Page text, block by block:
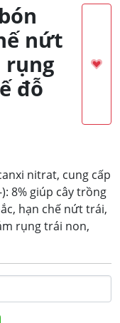
nứt
đỗ
nitrat, cung cấp
8% giúp cây trồng
hạn chế nứt trái,
rụng trái non,